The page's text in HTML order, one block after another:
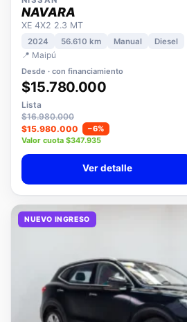
NISSAN
NAVARA
XE 4X2 2.3 MT
2024
📍 Maipú
Desde · con financiamiento
$15.780.000
Lista
$16.980.000
$15.980.000
−6%
Valor cuota $347.935